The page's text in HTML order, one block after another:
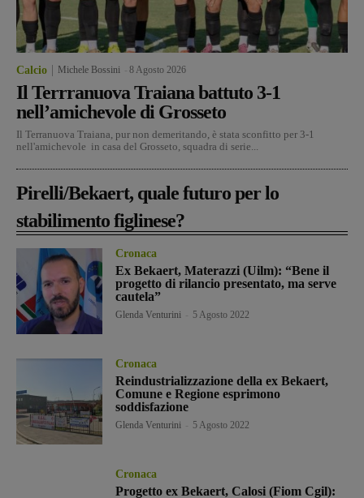
Calcio Michele Bossini 8 Agosto 2026
Il Terrranuova Traiana battuto 3-1
nell’amichevole di Grosseto
Il Terranuova Traiana, pur non demeritando, è stata sconfitto per 3-1
nell'amichevole in casa del Grosseto, squadra di serie...
Pirelli/Bekaert, quale futuro per lo
stabilimento figlinese?
Cronaca
Ex Bekaert, Materazzi (Uilm): “Bene il
progetto di rilancio presentato, ma serve
cautela”
Glenda Venturini 5 Agosto 2022
Cronaca
Reindustrializzazione della ex Bekaert,
Comune e Regione esprimono
soddisfazione
Glenda Venturini 5 Agosto 2022
Cronaca
Progetto ex Bekaert, Calosi (Fiom Cgil):